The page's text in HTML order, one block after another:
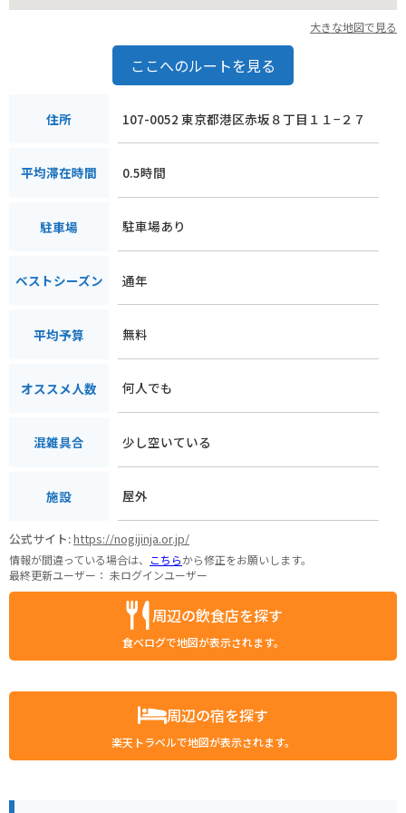
大きな地図で見る
ここへのルートを見る
住所 107-0052 東京都港区赤坂８丁目１１−２７
平均滞在時間 0.5時間
駐車場 駐車場あり
ベストシーズン 通年
平均予算 無料
オススメ人数 何人でも
混雑具合 少し空いている
施設 屋外
公式サイト:https://nogijinja.or.jp/
情報が間違っている場合は、 こちらから修正をお願いします。
最終更新ユーザー： 未ログインユーザー
周辺の飲食店を探す
食べログで地図が表示されます。
周辺の宿を探す
楽天トラベルで地図が表示されます。